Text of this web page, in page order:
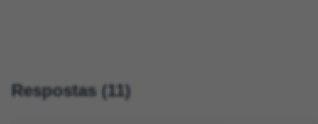
Respostas (11)